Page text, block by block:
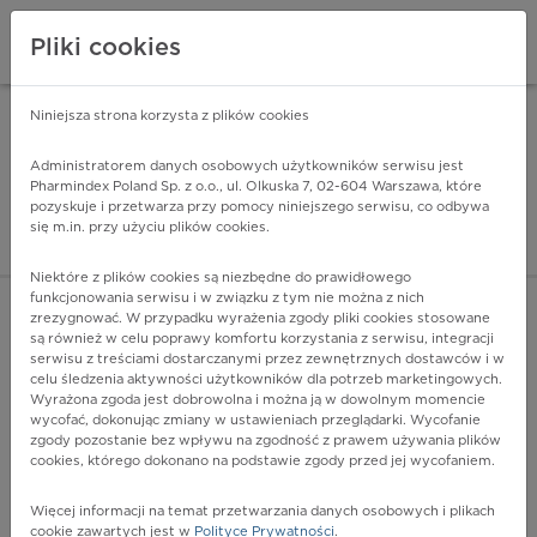
Pharmindex - lider
ZALOGUJ SIĘ
O62.4 - Nadmierne napięcie mięśnia macicy,
nieskoordynowane i przedłużone skurcze mięśnia macicy
Więcej na lekiicd10.pl
Pliki cookies
Niniejsza strona korzysta z plików cookies
Administratorem danych osobowych użytkowników serwisu jest
Pharmindex Poland Sp. z o.o., ul. Olkuska 7, 02-604 Warszawa, które
pozyskuje i przetwarza przy pomocy niniejszego serwisu, co odbywa
się m.in. przy użyciu plików cookies.
Niektóre z plików cookies są niezbędne do prawidłowego
funkcjonowania serwisu i w związku z tym nie można z nich
zrezygnować. W przypadku wyrażenia zgody pliki cookies stosowane
są również w celu poprawy komfortu korzystania z serwisu, integracji
serwisu z treściami dostarczanymi przez zewnętrznych dostawców i w
celu śledzenia aktywności użytkowników dla potrzeb marketingowych.
Wyrażona zgoda jest dobrowolna i można ją w dowolnym momencie
wycofać, dokonując zmiany w ustawieniach przeglądarki. Wycofanie
zgody pozostanie bez wpływu na zgodność z prawem używania plików
cookies, którego dokonano na podstawie zgody przed jej wycofaniem.
Więcej informacji na temat przetwarzania danych osobowych i plikach
cookie zawartych jest w Polityce Prywatności.
ZA DARMO - w Google Play INSTALUJ